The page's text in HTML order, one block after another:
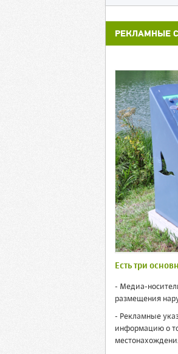
РЕКЛАМНЫЕ
Есть три
- Медиа-
размещения
- Рекламные
информацию о